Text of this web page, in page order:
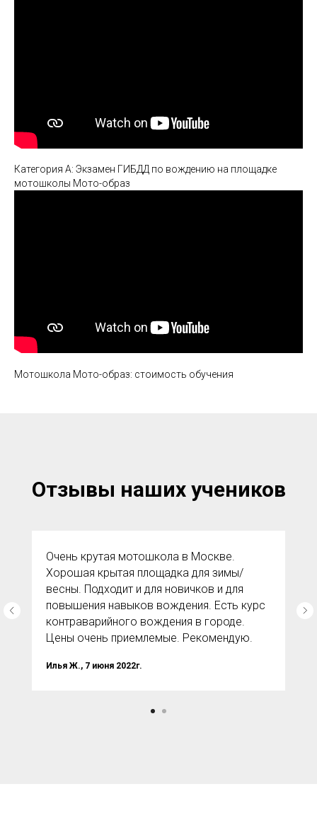
Категория А: Экзамен ГИБДД по вождению на площадке
мотошколы Мото-образ
Мотошкола Мото-образ: стоимость обучения
Отзывы наших учеников
Очень крутая мотошкола в Москве.
Хорошая крытая площадка для зимы/
весны. Подходит и для новичков и для
повышения навыков вождения. Есть курс
контраварийного вождения в городе.
Цены очень приемлемые. Рекомендую.
Илья Ж., 7 июня 2022г.